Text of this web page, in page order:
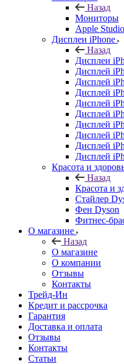
Назад
Мониторы
Apple
Дисплеи iPhone
Назад
Дисплеи
Дисплей
Дисплей
Дисплей
Дисплей
Дисплей
Дисплей
Дисплей
Дисплей
Дисплей
Красота и
Назад
Красота и
Стайлер
Фен Dyson
Фитнес-
О магазине
Назад
О магазине
О компании
Отзывы
Контакты
Трейд-Ин
Кредит и рассрочка
Гарантия
Доставка и оплата
Отзывы
Контакты
Статьи